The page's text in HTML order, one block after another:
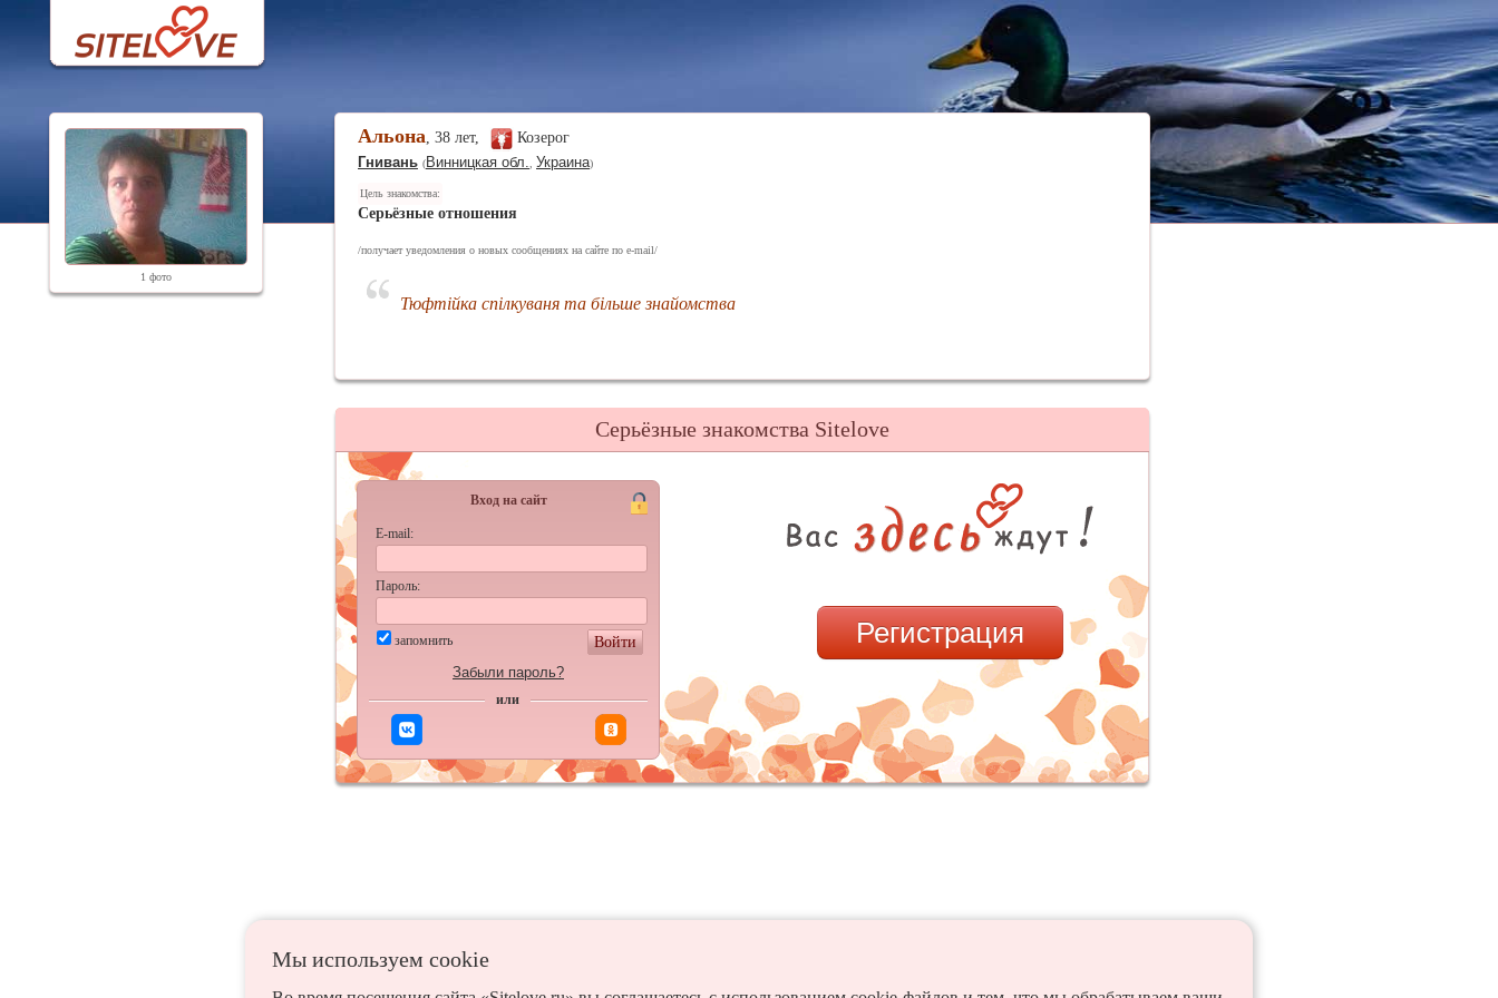
1 фото
Альона, 38 лет,
Козерог
Гнивань (Винницкая обл. Украина)
Цель знакомства:
Серьёзные отношения
/получает уведомления о новых сообщениях на сайте по e-mail/
Тюфтійка спілкуваня та більше знайомства
Мы используем сookie
Серьёзные знакомства Sitelove
Вход на сайт
E-mail:
Пароль:
запомнить
Войти
Забыли пароль?
или
Регистрация